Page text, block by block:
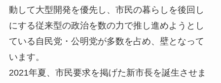
動して大型開発を優先し、市民の暮らしを後回し
にする従来型の政治を数の力で推し進めようとし
ている自民党・公明党が多数を占め、壁となって
います。
2021年夏、市民要求を掲げた新市長を誕生させま